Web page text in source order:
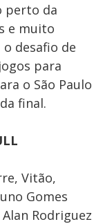
perto da
e muito
desafio de
para
o São Paulo
final.
Vitão,
Gomes
Rodriguez